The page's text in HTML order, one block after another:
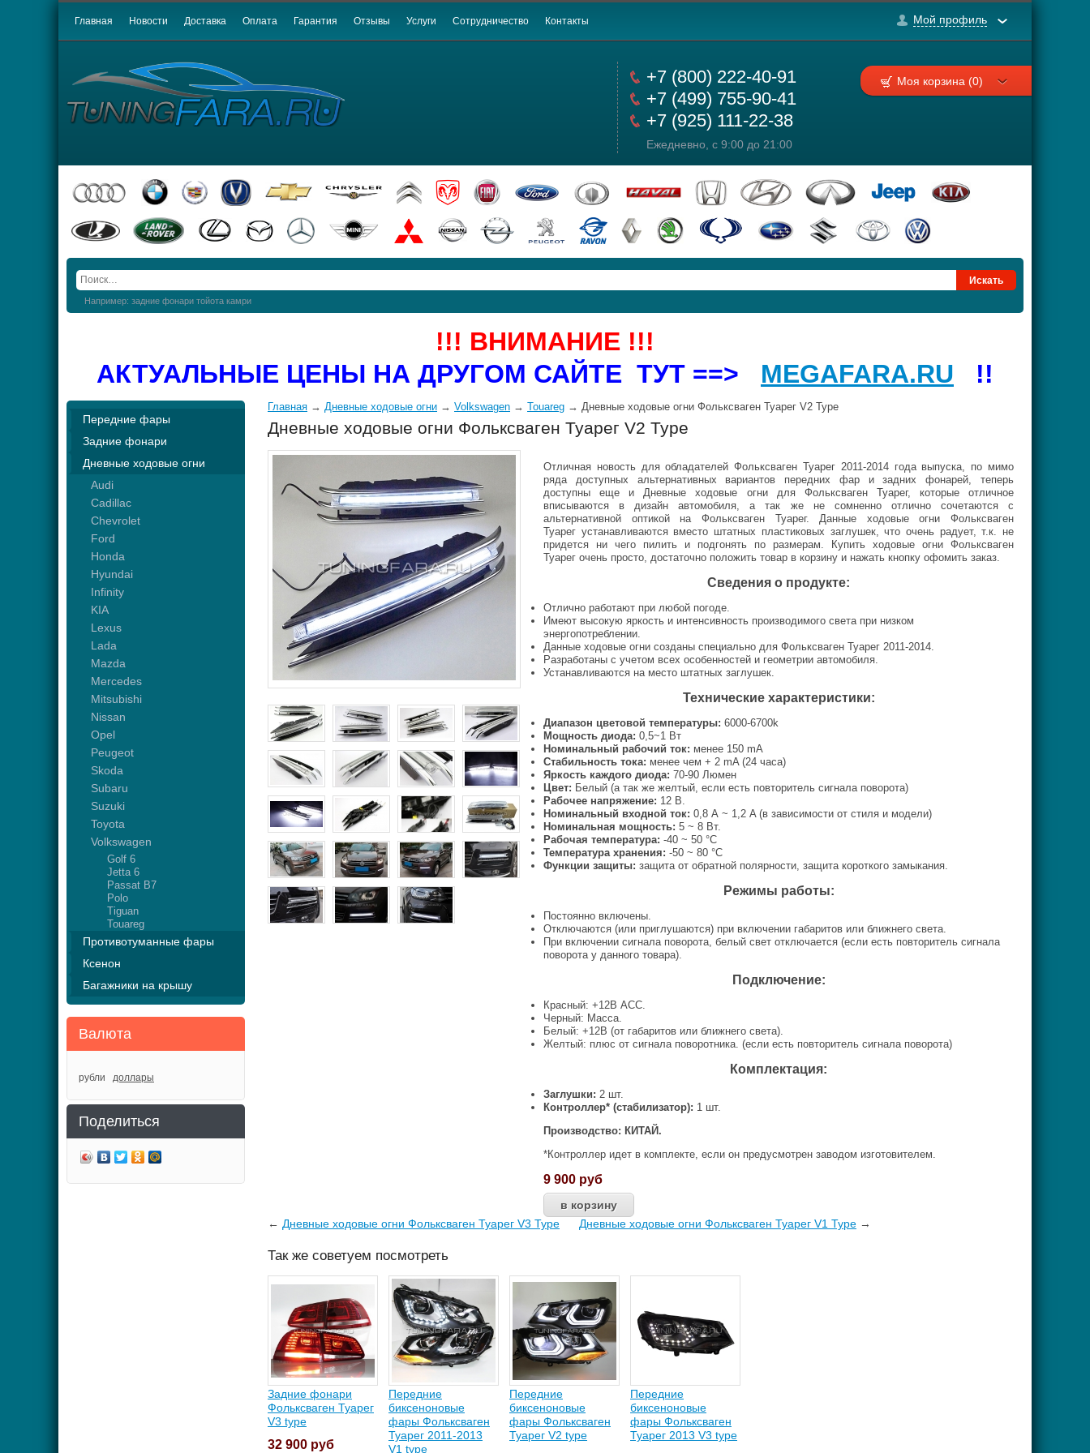
Главная Новости Доставка Оплата Гарантия Отзывы Услуги Сотрудничество Контакты Мой профиль
+7 (800) 222-40-91
+7 (499) 755-90-41
+7 (925) 111-22-38
Ежедневно, с 9:00 до 21:00
Моя корзина (0)
Например: задние фонари тойота камри
!!! ВНИМАНИЕ !!!
АКТУАЛЬНЫЕ ЦЕНЫ НА ДРУГОМ САЙТЕ ТУТ ==> MEGAFARA.RU !!
Передние фары
Задние фонари
Дневные ходовые огни
Audi
Cadillac
Chevrolet
Ford
Honda
Hyundai
Infinity
KIA
Lexus
Lada
Mazda
Mercedes
Mitsubishi
Nissan
Opel
Peugeot
Skoda
Subaru
Suzuki
Toyota
Volkswagen
Golf 6
Jetta 6
Passat B7
Polo
Tiguan
Touareg
Противотуманные фары
Ксенон
Багажники на крышу
Валюта
рубли доллары
Поделиться
Главная → Дневные ходовые огни → Volkswagen → Touareg → Дневные ходовые огни Фольксваген Туарег V2 Type
Дневные ходовые огни Фольксваген Туарег V2 Type
Отличная новость для обладателей Фольксваген Туарег 2011-2014 года выпуска, по мимо
ряда доступных альтернативных вариантов передних фар и задних фонарей, теперь
доступны еще и Дневные ходовые огни для Фольксваген Туарег, которые отличное
вписываются в дизайн автомобиля, а так же не сомненно отлично сочетаются с
альтернативной оптикой на Фольксваген Туарег. Данные ходовые огни Фольксваген
Туарег устанавливаются вместо штатных пластиковых заглушек, что очень радует, т.к. не
придется ни чего пилить и подгонять по размерам. Купить ходовые огни Фольксваген
Туарег очень просто, достаточно положить товар в корзину и нажать кнопку офомить заказ.
Сведения о продукте:
Отлично работают при любой погоде.
Имеют высокую яркость и интенсивность производимого света при низком
энергопотреблении.
Данные ходовые огни созданы специально для Фольксваген Туарег 2011-2014.
Разработаны с учетом всех особенностей и геометрии автомобиля.
Устанавливаются на место штатных заглушек.
Технические характеристики:
Диапазон цветовой температуры: 6000-6700k
Мощность диода: 0,5~1 Вт
Номинальный рабочий ток: менее 150 mA
Стабильность тока: менее чем + 2 mA (24 часа)
Яркость каждого диода: 70-90 Люмен
Цвет: Белый (а так же желтый, если есть повторитель сигнала поворота)
Рабочее напряжение: 12 В.
Номинальный входной ток: 0,8 А ~ 1,2 A (в зависимости от стиля и модели)
Номинальная мощность: 5 ~ 8 Вт.
Рабочая температура: -40 ~ 50 °С
Температура хранения: -50 ~ 80 °С
Функции защиты: защита от обратной полярности, защита короткого замыкания.
Режимы работы:
Постоянно включены.
Отключаются (или приглушаются) при включении габаритов или ближнего света.
При включении сигнала поворота, белый свет отключается (если есть повторитель сигнала
поворота у данного товара).
Подключение:
Красный: +12В АСС.
Черный: Масса.
Белый: +12В (от габаритов или ближнего света).
Желтый: плюс от сигнала поворотника. (если есть повторитель сигнала поворота)
Комплектация:
Заглушки: 2 шт.
Контроллер* (стабилизатор): 1 шт.
Производство: КИТАЙ.
*Контроллер идет в комплекте, если он предусмотрен заводом изготовителем.
9 900 руб
← Дневные ходовые огни Фольксваген Туарег V3 Type Дневные ходовые огни Фольксваген Туарег V1 Type →
Так же советуем посмотреть
Задние фонари
Фольксваген Туарег
V3 type
32 900 руб
Передние
биксеноновые
фары Фольксваген
Туарег 2011-2013
V1 type
Передние
биксеноновые
фары Фольксваген
Туарег V2 type
Передние
биксеноновые
фары Фольксваген
Туарег 2013 V3 type